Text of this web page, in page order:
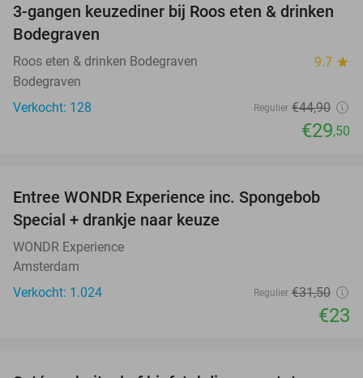
34%
3-gangen keuzediner bij Roos eten & drinken
Bodegraven
Roos eten & drinken Bodegraven 9.7 star
Bodegraven
Verkocht: 128
Regulier €44,90
€29,50
27%
Entree WONDR Experience inc. Spongebob
Special + drankje naar keuze
WONDR Experience
Amsterdam
Verkocht: 1.024
Regulier €31,50
€23